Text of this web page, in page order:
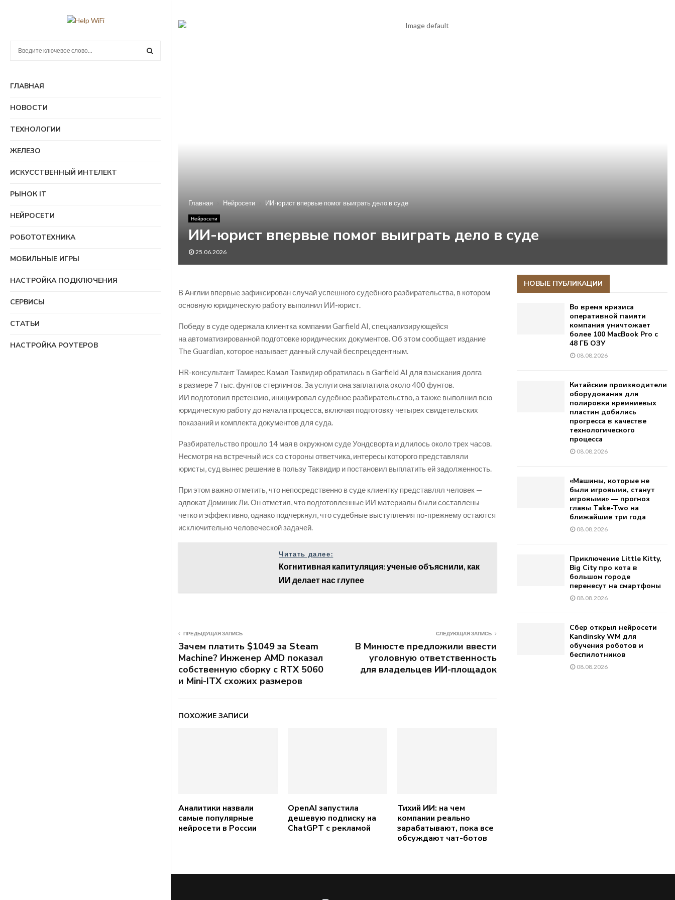
кГЛАВНАЯ
НОВОСТИ
ТЕХНОЛОГИИ
ЖЕЛЕЗО
ИСКУССТВЕННЫЙ ИНТЕЛЕКТ
РЫНОК IT
НЕЙРОСЕТИ
РОБОТОТЕХНИКА
МОБИЛЬНЫЕ ИГРЫ
НАСТРОЙКА ПОДКЛЮЧЕНИЯ
СЕРВИСЫ
СТАТЬИ
НАСТРОЙКА РОУТЕРОВ
Главная Нейросети ИИ-юрист впервые помог выиграть дело в суде
Нейросети
ИИ-юрист впервые помог выиграть дело в суде
25.06.2026
В Англии впервые зафиксирован случай успешного судебного разбирательства, в котором
основную юридическую работу выполнил ИИ-юрист.
Победу в суде одержала клиентка компании Garfield AI, специализирующейся
на автоматизированной подготовке юридических документов. Об этом сообщает издание
The Guardian, которое называет данный случай беспрецедентным.
HR-консультант Тамирес Камал Таквидир обратилась в Garfield AI для взыскания долга
в размере 7 тыс. фунтов стерлингов. За услуги она заплатила около 400 фунтов.
ИИ подготовил претензию, инициировал судебное разбирательство, а также выполнил всю
юридическую работу до начала процесса, включая подготовку четырех свидетельских
показаний и комплекта документов для суда.
Разбирательство прошло 14 мая в окружном суде Уондсворта и длилось около трех часов.
Несмотря на встречный иск со стороны ответчика, интересы которого представляли
юристы, суд вынес решение в пользу Таквидир и постановил выплатить ей задолженность.
При этом важно отметить, что непосредственно в суде клиентку представлял человек —
адвокат Доминик Ли. Он отметил, что подготовленные ИИ материалы были составлены
четко и эффективно, однако подчеркнул, что судебные выступления по-прежнему остаются
исключительно человеческой задачей.
Читать далее:
Когнитивная капитуляция: ученые объяснили, как
ИИ делает нас глупее
ПРЕДЫДУЩАЯ ЗАПИСЬ
Зачем платить $1049 за Steam
Machine? Инженер AMD показал
собственную сборку с RTX 5060
и Mini-ITX схожих размеров
СЛЕДУЮЩАЯ ЗАПИСЬ
В Минюсте предложили ввести
уголовную ответственность
для владельцев ИИ-площадок
ПОХОЖИЕ ЗАПИСИ
Аналитики назвали
самые популярные
нейросети в России
OpenAI запустила
дешевую подписку на
ChatGPT с рекламой
Тихий ИИ: на чем
компании реально
зарабатывают, пока все
обсуждают чат-ботов
НОВЫЕ ПУБЛИКАЦИИ
Во время кризиса
оперативной памяти
компания уничтожает
более 100 MacBook Pro с
48 ГБ ОЗУ
08.08.2026
Китайские производители
оборудования для
полировки кремниевых
пластин добились
прогресса в качестве
технологического
процесса
08.08.2026
«Машины, которые не
были игровыми, станут
игровыми» — прогноз
главы Take-Two на
ближайшие три года
08.08.2026
Приключение Little Kitty,
Big City про кота в
большом городе
перенесут на смартфоны
08.08.2026
Сбер открыл нейросети
Kandinsky WM для
обучения роботов и
беспилотников
08.08.2026